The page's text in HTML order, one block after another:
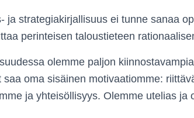
ja strategiakirjallisuus ei tunne sanaa
perinteisen taloustieteen
olemme paljon
saa oma sisäinen motivaatiomme:
ja yhteisöllisyys. Olemme utelias ja